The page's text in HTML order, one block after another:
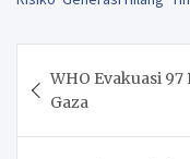
posWHO Evakuasi
Gaza